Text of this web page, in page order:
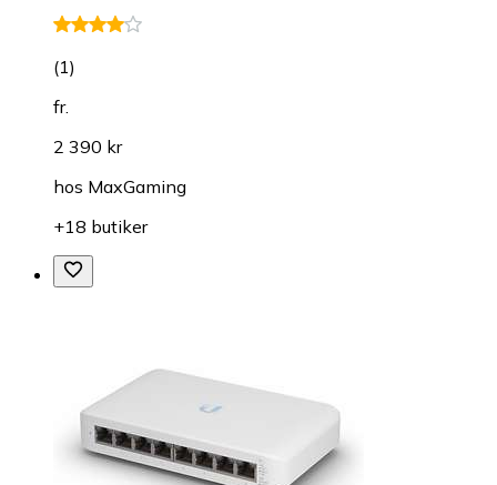
(1)
fr.
2 390 kr
hos MaxGaming
+18 butiker